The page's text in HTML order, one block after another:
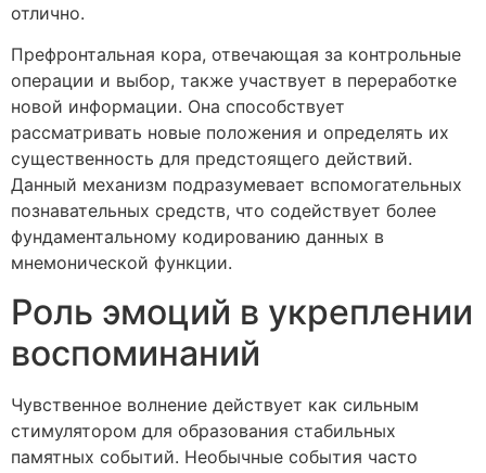
отлично.
Префронтальная кора, отвечающая за контрольные
операции и выбор, также участвует в переработке
новой информации. Она способствует
рассматривать новые положения и определять их
существенность для предстоящего действий.
Данный механизм подразумевает вспомогательных
познавательных средств, что содействует более
фундаментальному кодированию данных в
мнемонической функции.
Роль эмоций в укреплении
воспоминаний
Чувственное волнение действует как сильным
стимулятором для образования стабильных
памятных событий. Необычные события часто